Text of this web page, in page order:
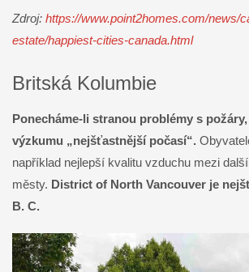
Zdroj: https://www.point2homes.com/news/
estate/happiest-cities-canada.html
Britská Kolumbie
Ponecháme-li stranou problémy s
výzkumu „nejšťastnější počasí“.
například nejlepší kvalitu vzduchu mezi
městy. District of North Vancouver je
B. C.